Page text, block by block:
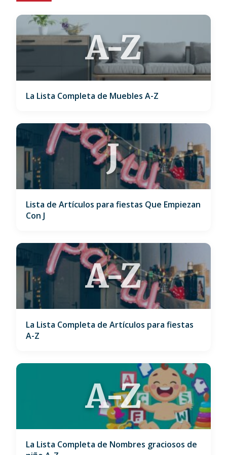
A-Z
La Lista Completa de Muebles A-Z
J
Lista de Artículos para fiestas Que Empiezan
Con J
A-Z
La Lista Completa de Artículos para fiestas
A-Z
A-Z
La Lista Completa de Nombres graciosos de